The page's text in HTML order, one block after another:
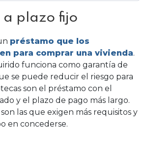
a plazo fijo
préstamo que los
para comprar una vivienda.
funciona como garantía de
se puede reducir el riesgo para
son el préstamo con el
y el plazo de pago más largo.
las que exigen más requisitos y
en concederse.